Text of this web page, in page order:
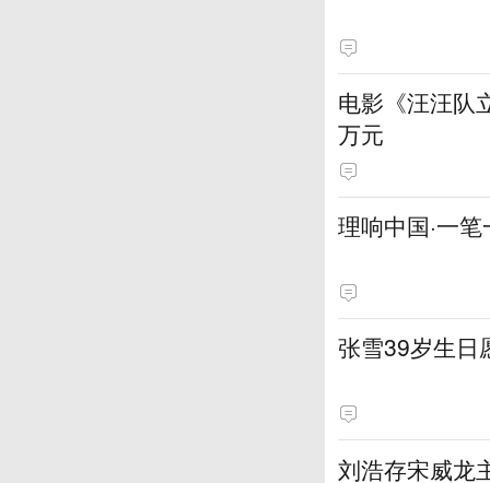
电影《汪汪队
万元
理响中国·一
张雪39岁生日
刘浩存宋威龙